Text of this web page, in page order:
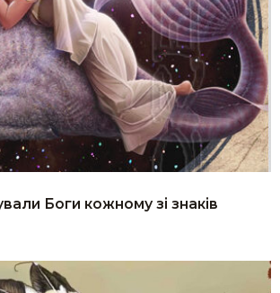
Боги кожному зі знаків